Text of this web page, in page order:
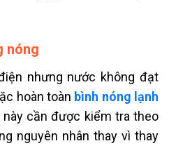
nóng
nhưng nước không đạt
hoàn toàn bình nóng lạnh
này cần được kiểm tra theo
nguyên nhân thay vì thay